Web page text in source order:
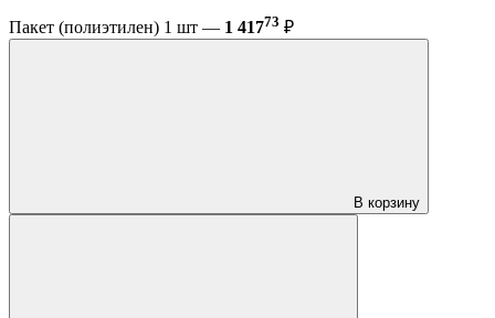
Пакет (полиэтилен) 1 шт — 1 41773 ₽
В корзину